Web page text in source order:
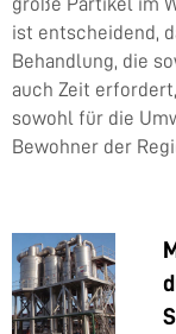
große Partikel im
ist entscheidend,
Behandlung, die
auch Zeit
sowohl für die
Bewohner der